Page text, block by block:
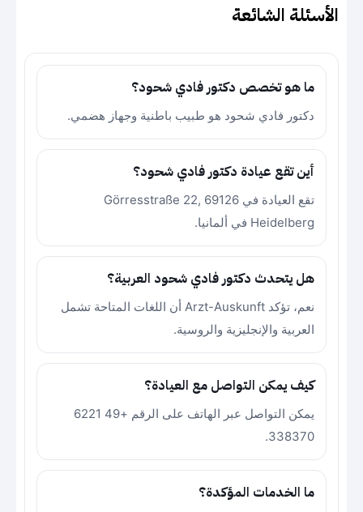
الأسئلة الشائعة
ما هو تخصص دكتور فادي شحود؟
دكتور فادي شحود هو طبيب باطنية وجهاز هضمي.
أين تقع عيادة دكتور فادي شحود؟
تقع العيادة في Görresstraße 22, 69126
Heidelberg في ألمانيا.
هل يتحدث دكتور فادي شحود العربية؟
نعم، تؤكد Arzt-Auskunft أن اللغات المتاحة تشمل
العربية والإنجليزية والروسية.
كيف يمكن التواصل مع العيادة؟
يمكن التواصل عبر الهاتف على الرقم +49 6221
338370.
ما الخدمات المؤكدة؟